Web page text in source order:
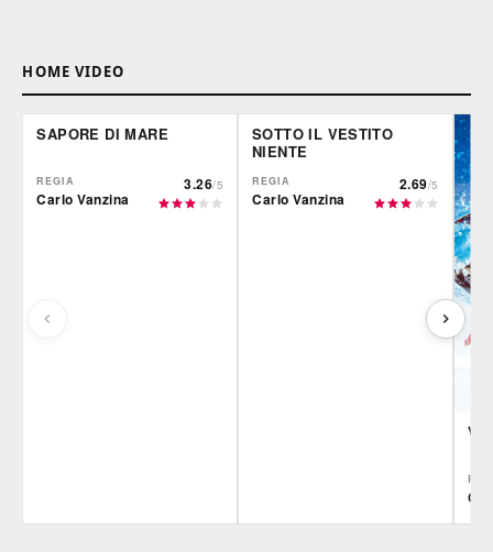
HOME VIDEO
SAPORE DI MARE
REGIA
Carlo Vanzina
3.26/5
SOTTO IL VESTITO
NIENTE
REGIA
Carlo Vanzina
2.69/5